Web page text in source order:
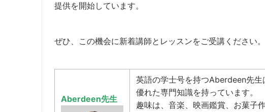
提供を開始しています。
​ぜひ、この機会に新着講師とレッスンをご受講ください。
Aberdeen先生
英語の学士号を持つAberdeen先
優れた専門知識を持っています。
趣味は、音楽、映画鑑賞、お菓子作